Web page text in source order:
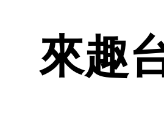
來趣